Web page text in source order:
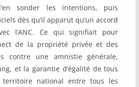
sonder les intentions, puis
dès qu’il apparut qu’un accord
l’ANC. Ce qui signifiait pour
de la propriété privée et des
contre une amnistie générale,
et la garantie d’égalité de tous
national entre tous les